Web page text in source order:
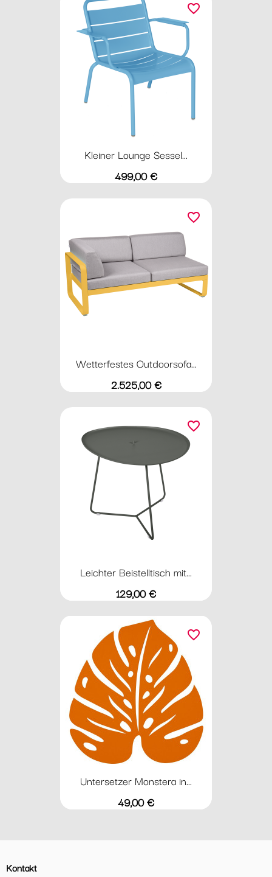
Kleiner Lounge Sessel...
Preis
499,00 €
favorite_border
Wetterfestes Outdoorsofa...
Preis
2.525,00 €
favorite_border
Leichter Beistelltisch mit...
Preis
129,00 €
favorite_border
Untersetzer Monstera in...
Preis
49,00 €
favorite_border
Kontakt